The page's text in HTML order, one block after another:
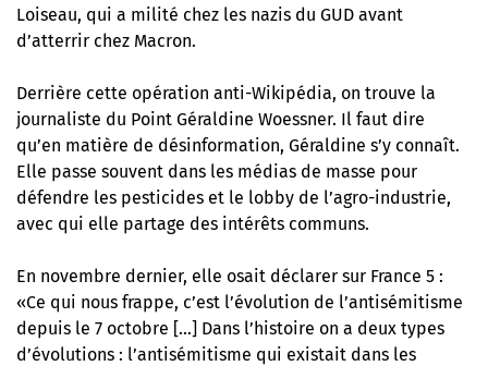
Loiseau, qui a milité chez les nazis du GUD avant
d’atterrir chez Macron.
Derrière cette opération anti-Wikipédia, on trouve la
journaliste du Point Géraldine Woessner. Il faut dire
qu’en matière de désinformation, Géraldine s’y connaît.
Elle passe souvent dans les médias de masse pour
défendre les pesticides et le lobby de l’agro-industrie,
avec qui elle partage des intérêts communs.
En novembre dernier, elle osait déclarer sur France 5 :
«Ce qui nous frappe, c’est l’évolution de l’antisémitisme
depuis le 7 octobre […] Dans l’histoire on a deux types
d’évolutions : l’antisémitisme qui existait dans les